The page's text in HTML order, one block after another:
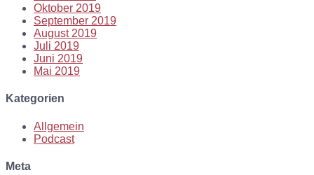
Oktober 2019
September 2019
August 2019
Juli 2019
Juni 2019
Mai 2019
Kategorien
Allgemein
Podcast
Meta